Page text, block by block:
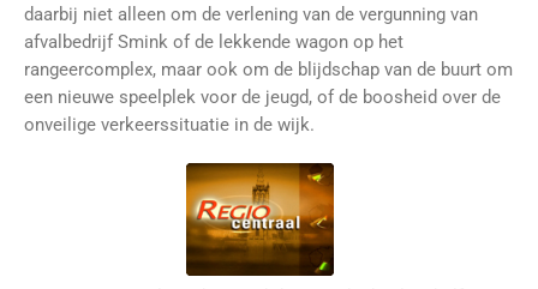
daarbij niet alleen om de verlening van de vergunning van
afvalbedrijf Smink of de lekkende wagon op het
rangeercomplex, maar ook om de blijdschap van de buurt om
een nieuwe speelplek voor de jeugd, of de boosheid over de
onveilige verkeerssituatie in de wijk.